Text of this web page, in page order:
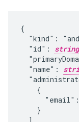
{
"kind":
  "id":
string
  "name":
    {
      "email":
    }